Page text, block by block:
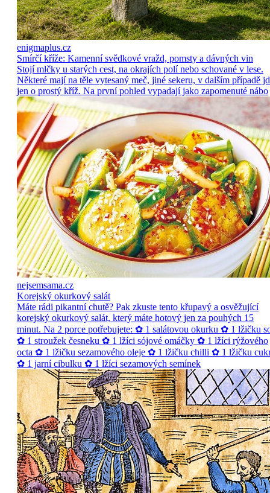
enigmaplus.cz
Smírčí kříže: Kamenní svědkové vražd, pomsty a dávných vin
Stojí mlčky u starých cest, na okrajích polí nebo schované v lese.
Některé mají na těle vytesaný meč, jiné sekeru, v dalším případě
jen o prostý kříž. Na první pohled vypadají jako zapomenuté nábo
nejsemsama.cz
Korejský okurkový salát
Máte rádi pikantní chutě? Pak zkuste tento křupavý a osvěžující
korejský okurkový salát, který máte hotový jen za pouhých 15
minut. Na 2 porce potřebujete: ✿ 1 salátovou okurku ✿ 1 lžičku
✿ 1 stroužek česneku ✿ 1 lžíci sójové omáčky ✿ 1 lžíci rýžového
octa ✿ 1 lžičku sezamového oleje ✿ 1 lžičku chilli ✿ 1 lžičku
✿ 1 jarní cibulku ✿ 1 lžíci sezamových semínek